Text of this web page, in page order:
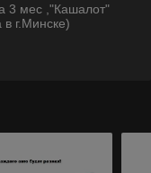
3 мес ,"Кашалот"
в г.Минске)